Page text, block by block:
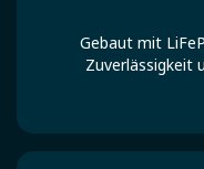
Gebaut mit
Zuverlässigkeit